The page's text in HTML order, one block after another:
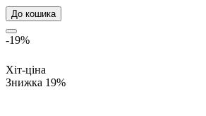
До кошика
-19%
Хіт-ціна
Знижка 19%